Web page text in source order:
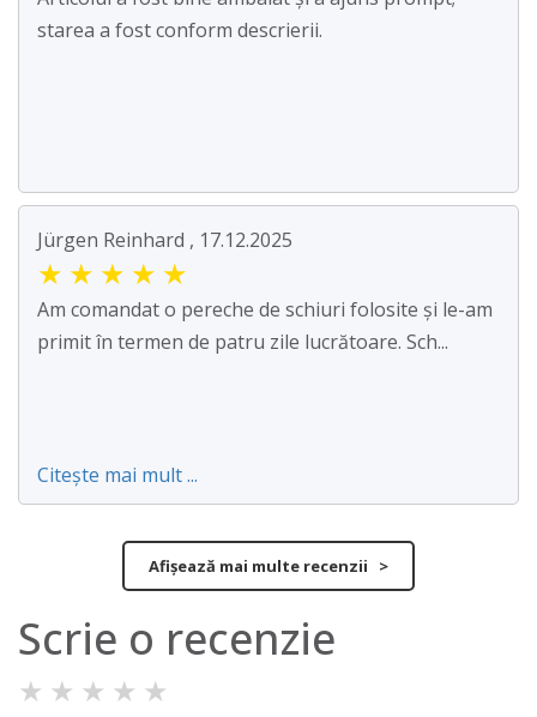
starea a fost conform descrierii.
Jürgen Reinhard , 17.12.2025
★ ★ ★ ★ ★
Am comandat o pereche de schiuri folosite și le-am
primit în termen de patru zile lucrătoare. Sch...
Citește mai mult ...
Afișează mai multe recenzii >
Scrie o recenzie
★ ★ ★ ★ ★